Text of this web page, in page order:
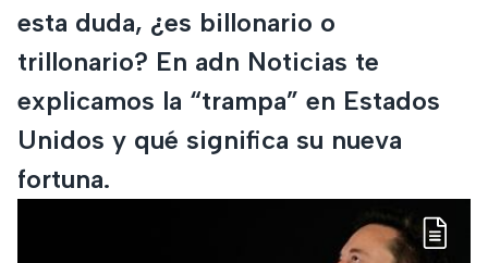
esta duda, ¿es billonario o
trillonario? En adn Noticias te
explicamos la “trampa” en Estados
Unidos y qué significa su nueva
fortuna.